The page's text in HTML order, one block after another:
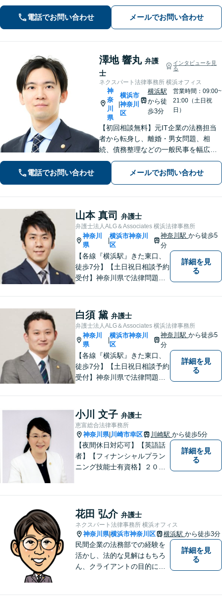
専門性を持つ弁護士が、ともに解決を
目指します。どうぞお気軽にご相談く
ださい。
電話でお問い合わせ メールでお問い合わせ
澤地 響丸 弁護
士
インタビューを見
る
ネクスパート法律事務所 横浜オフィス
神
奈
川
県
横浜市
神奈川
区
横浜駅
から徒
歩3分
営業時間：09:00~
21:00（土日祝
日）
【初回相談無料】元IT企業の法務担当
者から転身し、離婚・男女問題、相
続、債務整理などの一般民事を幅広く
対応。豊富な経験から得た徹底的なリ
サーチ力と多角的なアプローチで、ス
ピーディな解決を目指します！【電話
電話でお問い合わせ メールでお問い合わせ
山本 真司 弁護士
弁護士法人ALG＆Associates 横浜法律事務所
神奈川
県
横浜市神奈川
区
神奈川駅から徒歩5
分
【各線『横浜駅』きた東口、
徒歩7分】【土日祝日相談予約
受付】神奈川県で法律問題で
門性を持つ弁護士が、ともに
解決を目指します。どうぞお
気軽にご相談ください。
詳細を見
る
白須 黛 弁護士
弁護士法人ALG＆Associates 横浜法律事務所
神奈川
県
横浜市神奈川
区
神奈川駅から徒歩5
分
【各線『横浜駅』きた東口、
徒歩7分】【土日祝日相談予約
受付】神奈川県で法律問題で
門性を持つ弁護士が、ともに
解決を目指します。どうぞお
気軽にご相談ください。
詳細を見
る
小川 文子 弁護士
恵富総合法律事務所
神奈川県| 川崎市幸区 川崎駅 から徒歩5分
【夜間休日対応可】【英語話
者】【フィナンシャルプラン
ニング技能士有資格】２０年
ております。
詳細を見
る
花田 弘介 弁護士
ネクスパート法律事務所 横浜オフィス
神奈川県|横浜市神奈川区 横浜駅 から徒歩3分
民間企業の法務部での経験を
活かし、法的な見解はもちろ
ん、クライアントの目的に適
詳細を見
る